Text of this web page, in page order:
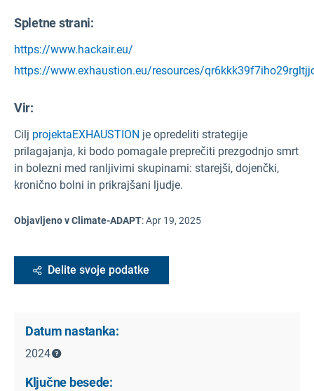
Spletne strani:
https://www.hackair.eu/
https://www.exhaustion.eu/resources/
Vir:
Cilj projektaEXHAUSTION je opredeliti strategije
prilagajanja, ki bodo pomagale preprečiti prezgodnjo smrt
in bolezni med ranljivimi skupinami: starejši, dojenčki,
kronično bolni in prikrajšani ljudje.
Objavljeno v Climate-ADAPT:Apr 19, 2025
Delite svoje podatke
Datum nastanka:
2024
Ključne besede: